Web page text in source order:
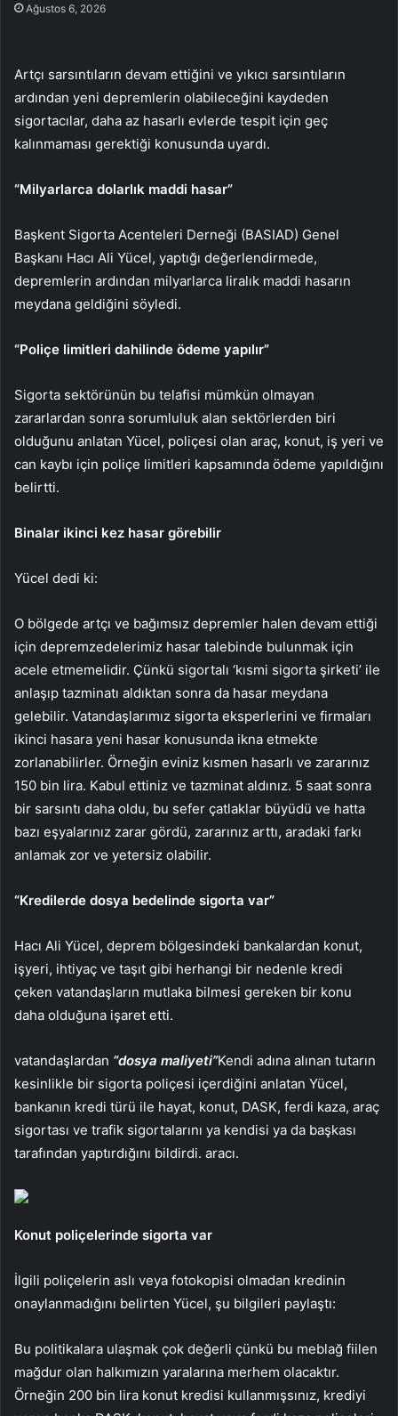
Ağustos 6, 2026
Artçı sarsıntıların devam ettiğini ve yıkıcı sarsıntıların
ardından yeni depremlerin olabileceğini kaydeden
sigortacılar, daha az hasarlı evlerde tespit için geç
kalınmaması gerektiği konusunda uyardı.
“Milyarlarca dolarlık maddi hasar”
Başkent Sigorta Acenteleri Derneği (BASIAD) Genel
Başkanı Hacı Ali Yücel, yaptığı değerlendirmede,
depremlerin ardından milyarlarca liralık maddi hasarın
meydana geldiğini söyledi.
“Poliçe limitleri dahilinde ödeme yapılır”
Sigorta sektörünün bu telafisi mümkün olmayan
zararlardan sonra sorumluluk alan sektörlerden biri
olduğunu anlatan Yücel, poliçesi olan araç, konut, iş yeri ve
can kaybı için poliçe limitleri kapsamında ödeme yapıldığını
belirtti.
Binalar ikinci kez hasar görebilir
Yücel dedi ki:
O bölgede artçı ve bağımsız depremler halen devam ettiği
için depremzedelerimiz hasar talebinde bulunmak için
acele etmemelidir. Çünkü sigortalı ‘kısmi sigorta şirketi’ ile
anlaşıp tazminatı aldıktan sonra da hasar meydana
gelebilir. Vatandaşlarımız sigorta eksperlerini ve firmaları
ikinci hasara yeni hasar konusunda ikna etmekte
zorlanabilirler. Örneğin eviniz kısmen hasarlı ve zararınız
150 bin lira. Kabul ettiniz ve tazminat aldınız. 5 saat sonra
bir sarsıntı daha oldu, bu sefer çatlaklar büyüdü ve hatta
bazı eşyalarınız zarar gördü, zararınız arttı, aradaki farkı
anlamak zor ve yetersiz olabilir.
“Kredilerde dosya bedelinde sigorta var”
Hacı Ali Yücel, deprem bölgesindeki bankalardan konut,
işyeri, ihtiyaç ve taşıt gibi herhangi bir nedenle kredi
çeken vatandaşların mutlaka bilmesi gereken bir konu
daha olduğuna işaret etti.
vatandaşlardan “dosya maliyeti”Kendi adına alınan tutarın
kesinlikle bir sigorta poliçesi içerdiğini anlatan Yücel,
bankanın kredi türü ile hayat, konut, DASK, ferdi kaza, araç
sigortası ve trafik sigortalarını ya kendisi ya da başkası
tarafından yaptırdığını bildirdi. aracı.
Konut poliçelerinde sigorta var
İlgili poliçelerin aslı veya fotokopisi olmadan kredinin
onaylanmadığını belirten Yücel, şu bilgileri paylaştı:
Bu politikalara ulaşmak çok değerli çünkü bu meblağ fiilen
mağdur olan halkımızın yaralarına merhem olacaktır.
Örneğin 200 bin lira konut kredisi kullanmışsınız, krediyi